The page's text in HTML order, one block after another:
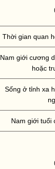
Thời gian quan
Nam giới cương
hoặc
Sống ở tỉnh xa
Nam giới tuổi